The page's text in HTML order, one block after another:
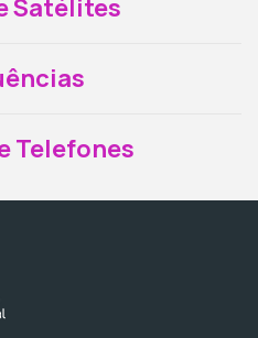
Satélites
Telefones